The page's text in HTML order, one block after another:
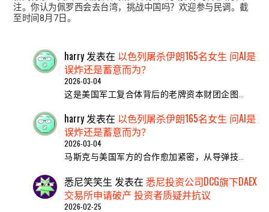
注。你认为佩罗西会去台湾，挑战中国吗？欢迎参与民调。截
至时间8月7日。
harry 发表在 以色列屠杀伊朗165名女生 问AI是
误炸还是蓄意而为？
2026-03-04
这是美国军工复合体背后的老牌资本财团企图…
harry发表在 以色列屠杀伊朗165名女生 问AI是
误炸还是蓄意而为？
2026-03-04
马斯克与美国军方的合作愈加紧密，从导弹技…
悉尼笑笑生 发表在 悉尼投资公司DCG旗下DAEX
交易所申请破产 投资者质疑并抗议
2026-02-25